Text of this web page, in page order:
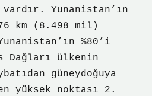
Yunanistan’ın
km (8.498 mil)
%80’i
Dağları ülkenin
güneydoğuya
yüksek noktası 2.